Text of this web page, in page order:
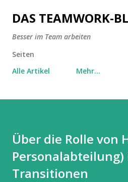
Direkt zum
DAS TEAMWORK-
Besser im Team arbeiten
Seiten
Alle Artikel
Mehr…
Über die Rolle von
Personalabteilung)
Transitionen